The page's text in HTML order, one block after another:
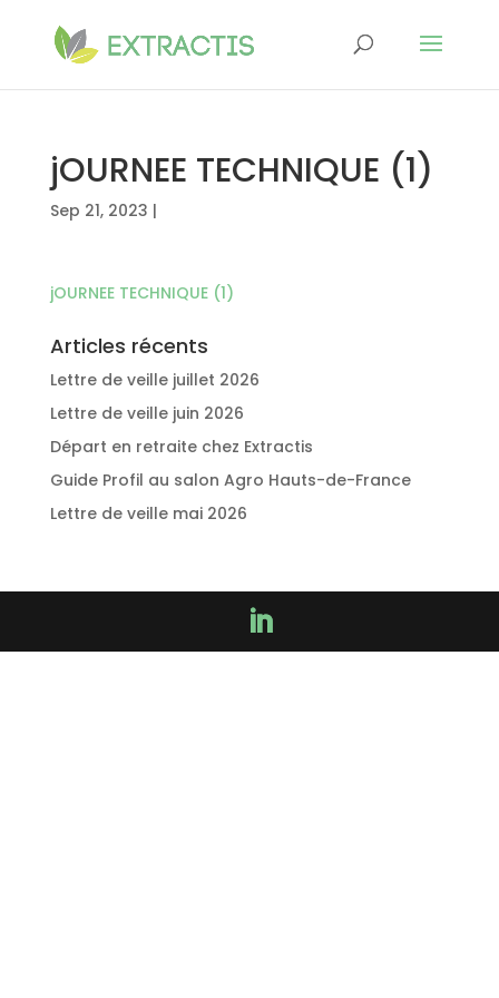
jOURNEE TECHNIQUE (1)
Sep 21, 2023 |
jOURNEE TECHNIQUE (1)
Articles récents
Lettre de veille juillet 2026
Lettre de veille juin 2026
Départ en retraite chez Extractis
Guide Profil au salon Agro Hauts-de-France
Lettre de veille mai 2026